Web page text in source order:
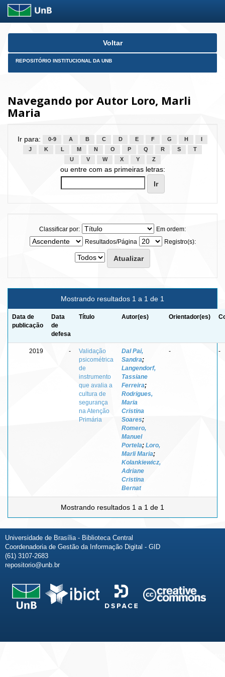
Skip
Voltar
REPOSITÓRIO INSTITUCIONAL DA UNB
Navegando por Autor Loro, Marli
Maria
Ir para: 0-9 A B C D E F G H
J
K L M N O P Q R S
T
U
V W X Y Z
ou entre com as primeiras letras:
Classificar por:
Em ordem:
Resultados/Página
Registro(s):
Mostrando resultados 1 a 1 de 1
Data de
publicação
Data
de
defesa
Título Autor(es) Orientador(es)
2019 -
Validação
psicométrica
de
instrumento
que avalia a
cultura de
segurança
na Atenção
Primária
Dal Pai,
Sandra;
Langendorf,
Tassiane
Ferreira;
Rodrigues,
Maria
Cristina
Soares;
Romero,
Manuel
Portela; Loro,
Marli Maria;
Kolankiewicz,
Adriane
Cristina
Bernat
- -
Mostrando resultados 1 a 1 de 1
Universidade de Brasília - Biblioteca Central
Coordenadoria de Gestão da Informação Digital - GID
(61) 3107-2683
repositorio@unb.br